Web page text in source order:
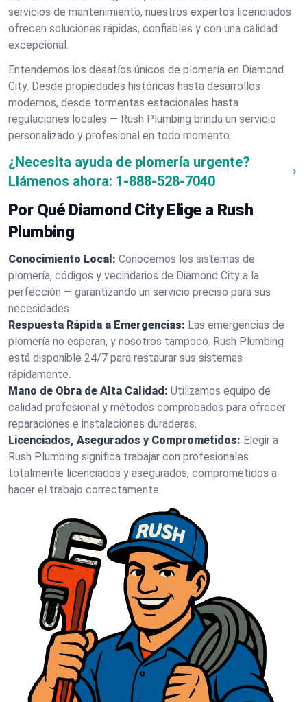
servicios de mantenimiento, nuestros expertos licenciados
ofrecen soluciones rápidas, confiables y con una calidad
excepcional.
Entendemos los desafíos únicos de plomería en Diamond
City. Desde propiedades históricas hasta desarrollos
modernos, desde tormentas estacionales hasta
regulaciones locales — Rush Plumbing brinda un servicio
personalizado y profesional en todo momento.
¿Necesita ayuda de plomería urgente?
Llámenos ahora: 1-888-528-7040
Por Qué Diamond City Elige a Rush
Plumbing
Conocimiento Local: Conocemos los sistemas de
plomería, códigos y vecindarios de Diamond City a la
perfección — garantizando un servicio preciso para sus
necesidades.
Respuesta Rápida a Emergencias: Las emergencias de
plomería no esperan, y nosotros tampoco. Rush Plumbing
está disponible 24/7 para restaurar sus sistemas
rápidamente.
Mano de Obra de Alta Calidad: Utilizamos equipo de
calidad profesional y métodos comprobados para ofrecer
reparaciones e instalaciones duraderas.
Licenciados, Asegurados y Comprometidos: Elegir a
Rush Plumbing significa trabajar con profesionales
totalmente licenciados y asegurados, comprometidos a
hacer el trabajo correctamente.